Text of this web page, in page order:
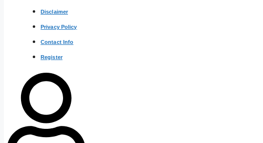
Disclaimer
Privacy Policy
Contact Info
Register